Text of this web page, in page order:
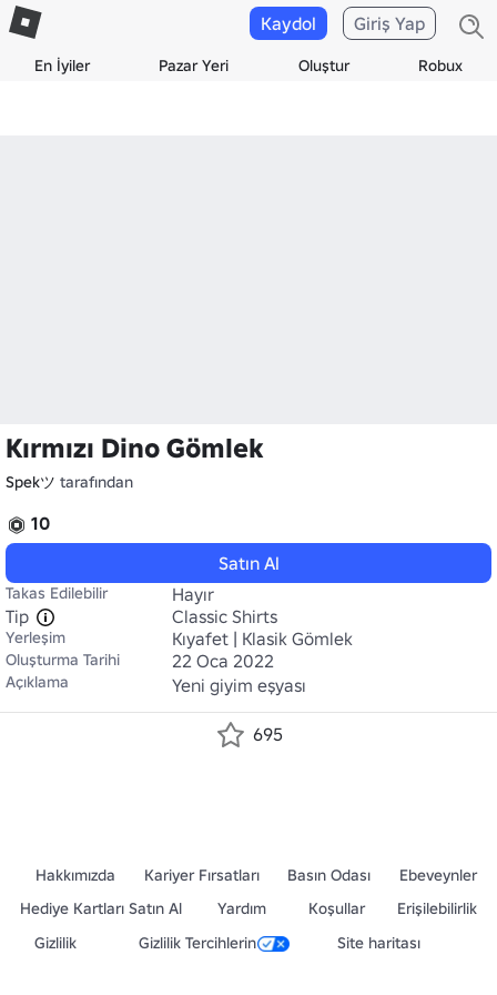
En İyiler Pazar Yeri Oluştur Robux
Kaydol Giriş Yap
Kırmızı Dino Gömlek
Spekツ tarafından
10
Satın Al
Takas Edilebilir
Hayır
Tip
Classic Shirts
Yerleşim Kıyafet | Klasik Gömlek
Oluşturma Tarihi 22 Oca 2022
Açıklama Yeni giyim eşyası
695
Hakkımızda Kariyer Fırsatları Basın Odası
Ebeveynler
Hediye Kartları Satın Al
Yardım Koşullar
Erişilebilirlik
Gizlilik
Gizlilik Tercihlerin Site haritası